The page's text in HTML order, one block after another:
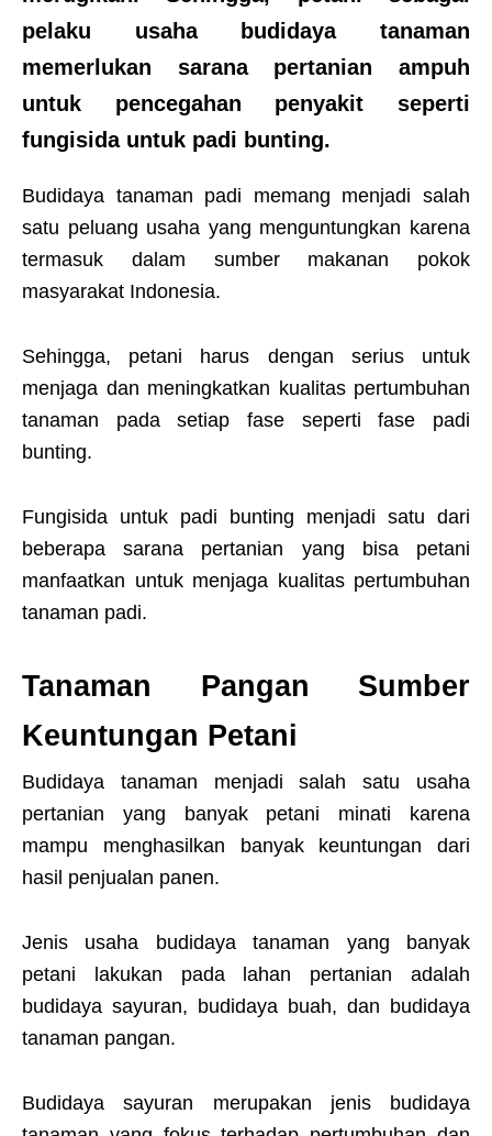
pelaku usaha budidaya tanaman
memerlukan sarana pertanian ampuh
untuk pencegahan penyakit seperti
fungisida untuk padi bunting.
Budidaya tanaman padi memang menjadi salah
satu peluang usaha yang menguntungkan karena
termasuk dalam sumber makanan pokok
masyarakat Indonesia.
Sehingga, petani harus dengan serius untuk
menjaga dan meningkatkan kualitas pertumbuhan
tanaman pada setiap fase seperti fase padi
bunting.
Fungisida untuk padi bunting menjadi satu dari
beberapa sarana pertanian yang bisa petani
manfaatkan untuk menjaga kualitas pertumbuhan
tanaman padi.
Tanaman Pangan Sumber
Keuntungan Petani
Budidaya tanaman menjadi salah satu usaha
pertanian yang banyak petani minati karena
mampu menghasilkan banyak keuntungan dari
hasil penjualan panen.
Jenis usaha budidaya tanaman yang banyak
petani lakukan pada lahan pertanian adalah
budidaya sayuran, budidaya buah, dan budidaya
tanaman pangan.
Budidaya sayuran merupakan jenis budidaya